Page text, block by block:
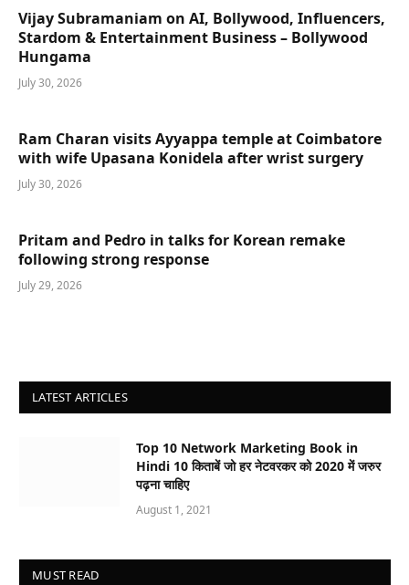
Vijay Subramaniam on AI, Bollywood, Influencers,
Stardom & Entertainment Business – Bollywood
Hungama
July 30, 2026
Ram Charan visits Ayyappa temple at Coimbatore
with wife Upasana Konidela after wrist surgery
July 30, 2026
Pritam and Pedro in talks for Korean remake
following strong response
July 29, 2026
LATEST ARTICLES
Top 10 Network Marketing Book in
Hindi 10 किताबें जो हर नेटवरकर को 2020 में जरुर
पढ़ना चाहिए
August 1, 2021
MUST READ